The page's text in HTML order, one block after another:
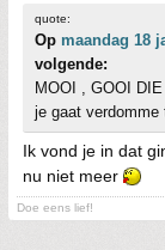
quote:
Op maandag 18
volgende:
MOOI , GOOI
je gaat verdomme
Ik vond je in dat
nu niet meer
Doe eens lief!